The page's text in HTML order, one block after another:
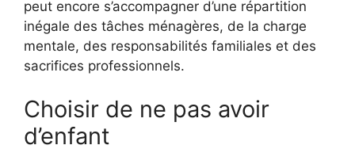
peut encore s’accompagner d’une répartition
inégale des tâches ménagères, de la charge
mentale, des responsabilités familiales et des
sacrifices professionnels.
Choisir de ne pas avoir
d’enfant